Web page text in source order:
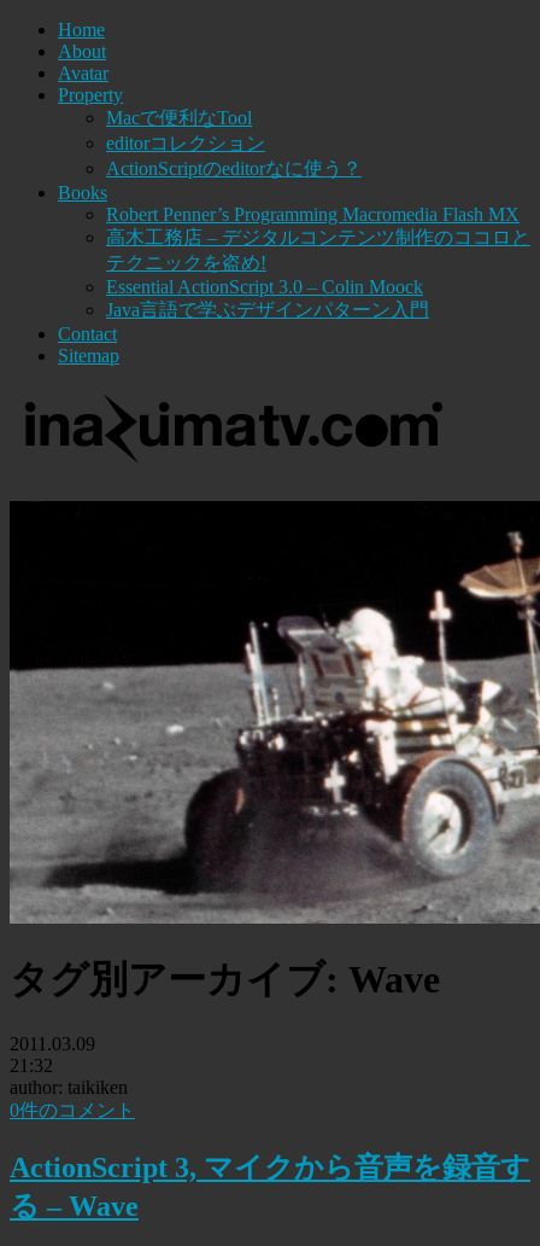
Home
About
Avatar
Property
Macで便利なTool
editorコレクション
ActionScriptのeditorなに使う？
Books
Robert Penner’s Programming Macromedia Flash MX
高木工務店 – デジタルコンテンツ制作のココロと
テクニックを盗め!
Essential ActionScript 3.0 – Colin Moock
Java言語で学ぶデザインパターン入門
Contact
Sitemap
タグ別アーカイブ: Wave
2011.03.09
21:32
author: taikiken
0件のコメント
ActionScript 3, マイクから音声を録音す
る – Wave